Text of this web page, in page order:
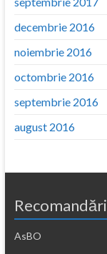
decembrie 2016
noiembrie 2016
octombrie 2016
septembrie 2016
august 2016
Recomandări
AsBO